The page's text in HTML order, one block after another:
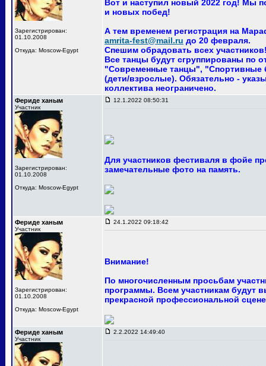
Зарегистрирован:
01.10.2008
Откуда: Moscow-Egypt
Вот и наступил новый 2022 год! Мы
и новых побед!
А тем временем регистрация на
amrita-fest@mail.ru до 20 февраля.
Спешим обрадовать всех
Все танцы будут сгруппированы по
"Современные танцы", "Спортивные
(дети/взрослые). Обязательно -
коллектива неограничено.
Фериде ханым
Участник
Зарегистрирован:
01.10.2008
Откуда: Moscow-Egypt
12.1.2022 08:50:31
Для участников фестиваля в фойе
замечательные фото на память.
Фериде ханым
Участник
Зарегистрирован:
01.10.2008
Откуда: Moscow-Egypt
24.1.2022 09:18:42
Внимание!
По многочисленным просьбам
программы. Всем участникам будут
прекрасной профессиональной
Фериде ханым
Участник
2.2.2022 14:49:40